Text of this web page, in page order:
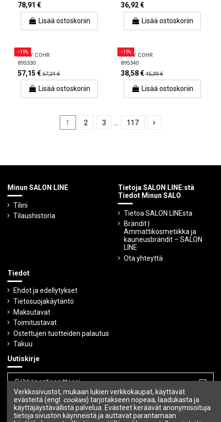
78,91 €
Lisää ostoskoriin
36,92 €
Lisää ostoskoriin
−15%
MARY COHR
895330
57,15 € 67,24 €
Lisää ostoskoriin
−15%
MARY COHR
895340
38,58 € 45,39 €
Lisää ostoskoriin
1 2 3 117
Minun SALON LINE
Tilini
Tilaushistoria
Tietoja SALON LINE:stä
Tiedot Minun SALO
Tietoa SALON LINEsta
Brändit |
Ammattikosmetiikka ja
kauneusbrändit – SALON
LINE
Ota yhteyttä
Tiedot
Ehdot ja edellytykset
Tietosuojakäytäntö
Maksutavat
Toimitustavat
Ostettujen tuotteiden palautus
Takuu
Uutiskirje
Voit peruuttaa tilauksen milloin tahansa.
Seuraa meitä
Verkkosivustot, mukaan lukien verkkokaupat, käyttävät
evästeitä (engl. cookies) tarjotakseen nopeaa, laadukasta ja
käyttäjäystävällistä palvelua. Evästeet keräävät anonymisoituja
tietoja sivuston käynneistä ja auttavat parantamaan